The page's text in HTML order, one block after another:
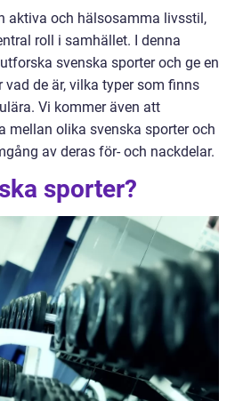
aktiva och hälsosamma livsstil,
roll i samhället. I denna
svenska sporter och ge en
de är, vilka typer som finns
Vi kommer även att
mellan olika svenska sporter och
av deras för- och nackdelar.
sporter?